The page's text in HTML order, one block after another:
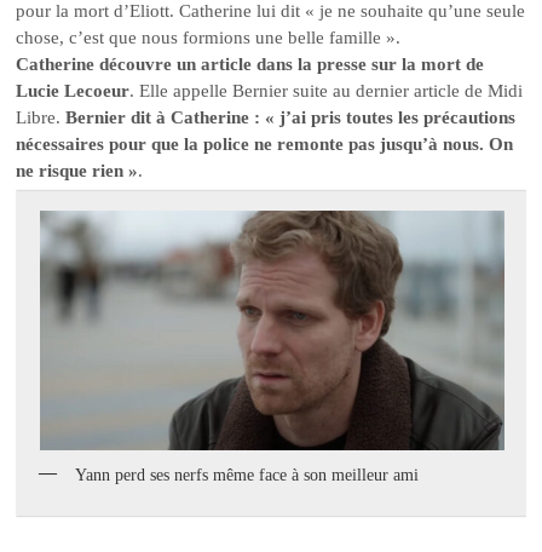
pour la mort d’Eliott. Catherine lui dit « je ne souhaite qu’une seule
chose, c’est que nous formions une belle famille ».
Catherine découvre un article dans la presse sur la mort de
Lucie Lecoeur. Elle appelle Bernier suite au dernier article de Midi
Libre.Bernier dit à Catherine : « j’ai pris toutes les précautions
nécessaires pour que la police ne remonte pas jusqu’à nous. On
ne risque rien ».
Yann perd ses nerfs même face à son meilleur ami